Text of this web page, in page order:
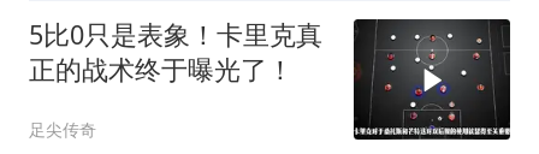
5比0只是表象！卡里克真
正的战术终于曝光了！
足尖传奇